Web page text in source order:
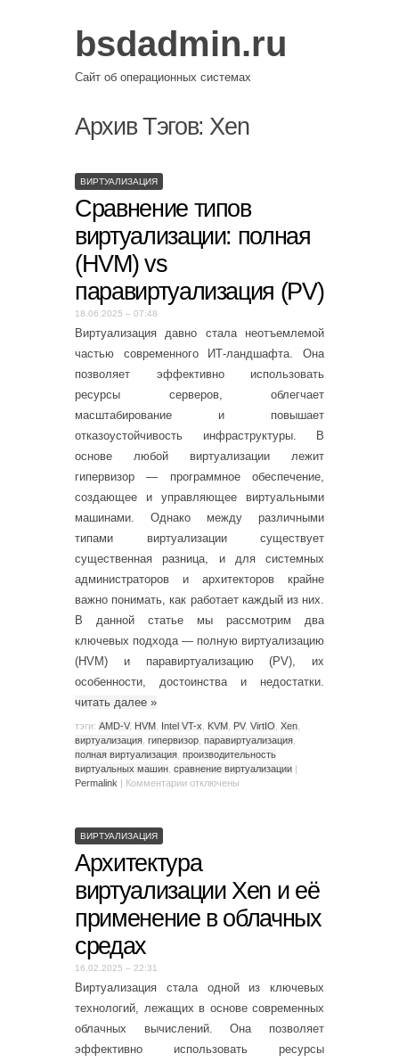
bsdadmin.ru
Сайт об операционных системах
Архив Тэгов: Xen
ВИРТУАЛИЗАЦИЯ
Сравнение типов
виртуализации: полная
(HVM) vs
паравиртуализация (PV)
18.06.2025 – 07:48
Виртуализация давно стала неотъемлемой
частью современного ИТ-ландшафта. Она
позволяет эффективно использовать
ресурсы серверов, облегчает
масштабирование и повышает
отказоустойчивость инфраструктуры. В
основе любой виртуализации лежит
гипервизор — программное обеспечение,
создающее и управляющее виртуальными
машинами. Однако между различными
типами виртуализации существует
существенная разница, и для системных
администраторов и архитекторов крайне
важно понимать, как работает каждый из них.
В данной статье мы рассмотрим два
ключевых подхода — полную виртуализацию
(HVM) и паравиртуализацию (PV), их
особенности, достоинства и недостатки.
читать далее »
тэги: AMD-V, HVM Intel VT-x KVM PV, VirtIO Xen
виртуализация гипервизор паравиртуализация
полная виртуализация производительность
виртуальных машин сравнение виртуализации |
Permalink | Комментарии отключены
ВИРТУАЛИЗАЦИЯ
Архитектура
виртуализации Xen и её
применение в облачных
средах
16.02.2025 – 22:31
Виртуализация стала одной из ключевых
технологий, лежащих в основе современных
облачных вычислений. Она позволяет
эффективно использовать ресурсы